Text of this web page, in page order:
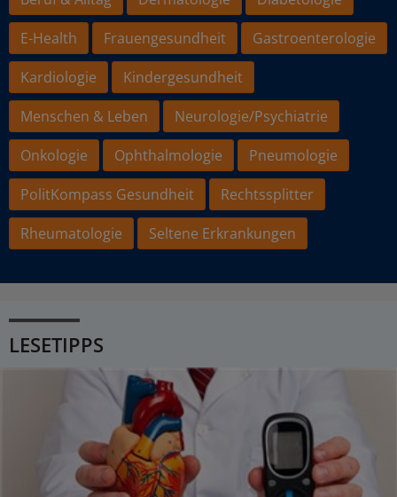
E-Health
Frauengesundheit
Gastroenterologie
Kardiologie
Kindergesundheit
Menschen & Leben
Neurologie/Psychiatrie
Onkologie
Ophthalmologie
Pneumologie
PolitKompass Gesundheit
Rechtssplitter
Rheumatologie
Seltene Erkrankungen
LESETIPPS